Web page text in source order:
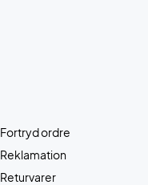
Fortryd ordre
Reklamation
Returvarer